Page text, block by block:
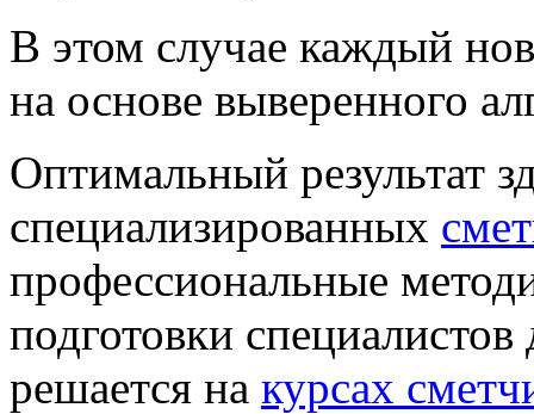
В этом случае каждый
на основе выверенного
Оптимальный результат
специализированных
профессиональные
подготовки
решается на курсах